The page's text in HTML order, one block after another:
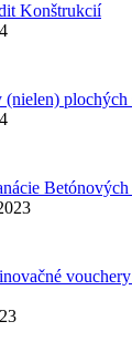
Konštrukcií
(nielen) plochých